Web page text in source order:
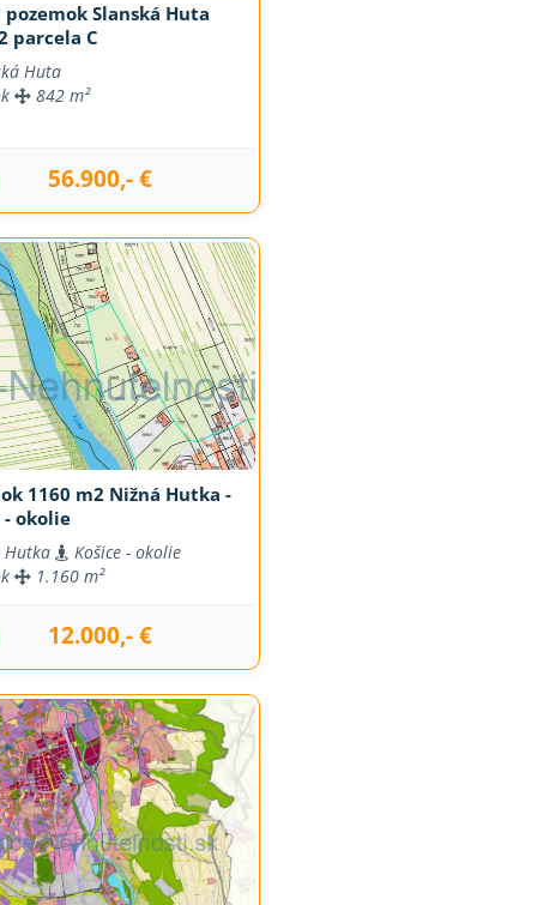
pozemok Slanská Huta
parcela C
Huta
842 m²
56.900,- €
1160 m2 Nižná Hutka -
- okolie
Hutka
Košice - okolie
1.160 m²
12.000,- €